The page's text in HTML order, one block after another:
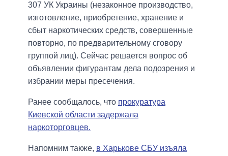
307 УК Украины (незаконное производство,
изготовление, приобретение, хранение и
сбыт наркотических средств, совершенные
повторно, по предварительному сговору
группой лиц). Сейчас решается вопрос об
объявлении фигурантам дела подозрения и
избрании меры пресечения.
Ранее сообщалось, что прокуратура
Киевской области задержала
наркоторговцев.
Напомним также, в Харькове СБУ изъяла